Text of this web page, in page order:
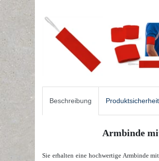
Beschreibung Produktsicherheit
Armbinde
Sie erhalten eine hochwertige Armbinde